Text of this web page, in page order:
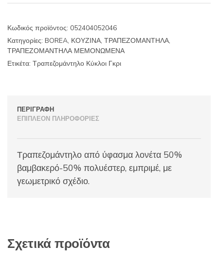
Κωδικός προϊόντος: 052404052046
Κατηγορίες: BOREA, ΚΟΥΖΙΝΑ, ΤΡΑΠΕΖΟΜΑΝΤΗΛΑ,
ΤΡΑΠΕΖΟΜΑΝΤΗΛΑ ΜΕΜΟΝΩΜΕΝΑ
Ετικέτα: Τραπεζομάντηλο Κύκλοι Γκρι
ΠΕΡΙΓΡΑΦΉ
ΕΠΙΠΛΈΟΝ ΠΛΗΡΟΦΟΡΊΕΣ
Τραπεζομάντηλο από ύφασμα λονέτα 50%
βαμβακερό-50% πολυέστερ, εμπριμέ, με
γεωμετρικό σχέδιο.
Σχετικά προϊόντα